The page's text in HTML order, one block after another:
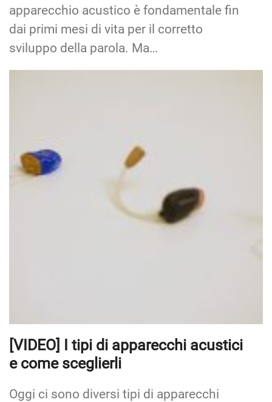
apparecchio acustico è fondamentale fin
dai primi mesi di vita per il corretto
sviluppo della parola. Ma…
[VIDEO] I tipi di apparecchi acustici
e come sceglierli
Oggi ci sono diversi tipi di apparecchi